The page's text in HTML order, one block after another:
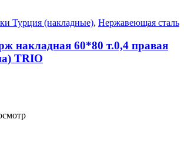
Турция (накладные), Нержавеющая сталь
накладная 60*80 т.0,4 правая
TRIO